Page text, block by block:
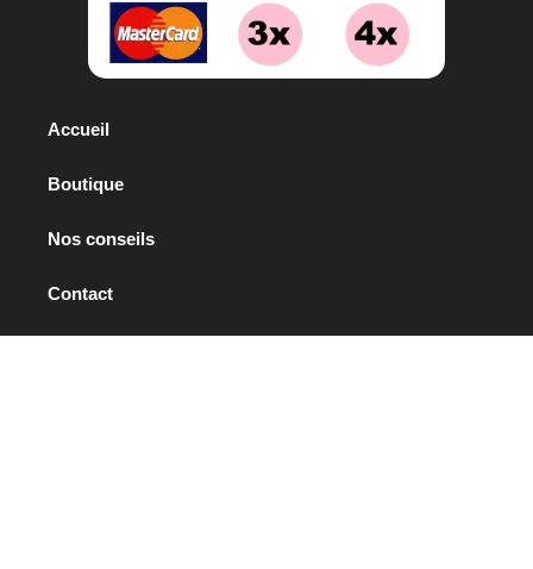
Accueil
Boutique
Nos conseils
Contact